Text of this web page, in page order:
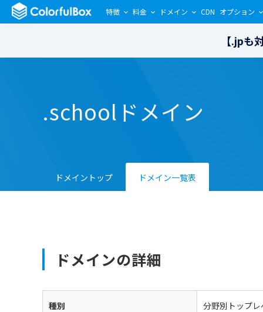
特徴 料金 ドメイン CDN オプション
【.jpも
.schoolドメイン
ドメイントップ ドメイン一覧表
ドメインの詳細
種別 分野別トップ